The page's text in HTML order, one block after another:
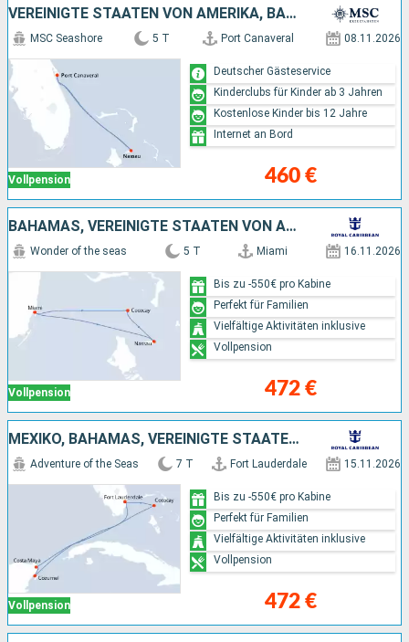
VEREINIGTE STAATEN VON AMERIKA, BAHAMAS
Vollpension
MSC Seashore 5 T Port Canaveral 08.11.2026
460 €
Deutscher Gästeservice
Kinderclubs für Kinder ab 3 Jahren
Kostenlose Kinder bis 12 Jahre
Internet an Bord
BAHAMAS, VEREINIGTE STAATEN VON AMERIKA
Vollpension
Wonder of the seas 5 T Miami 16.11.2026
472 €
Bis zu -550€ pro Kabine
Perfekt für Familien
Vielfältige Aktivitäten inklusive
Vollpension
MEXIKO, BAHAMAS, VEREINIGTE STAATEN VON AMERIKA
Vollpension
Adventure of the Seas 7 T Fort Lauderdale 15.11.2026
472 €
Bis zu -550€ pro Kabine
Perfekt für Familien
Vielfältige Aktivitäten inklusive
Vollpension